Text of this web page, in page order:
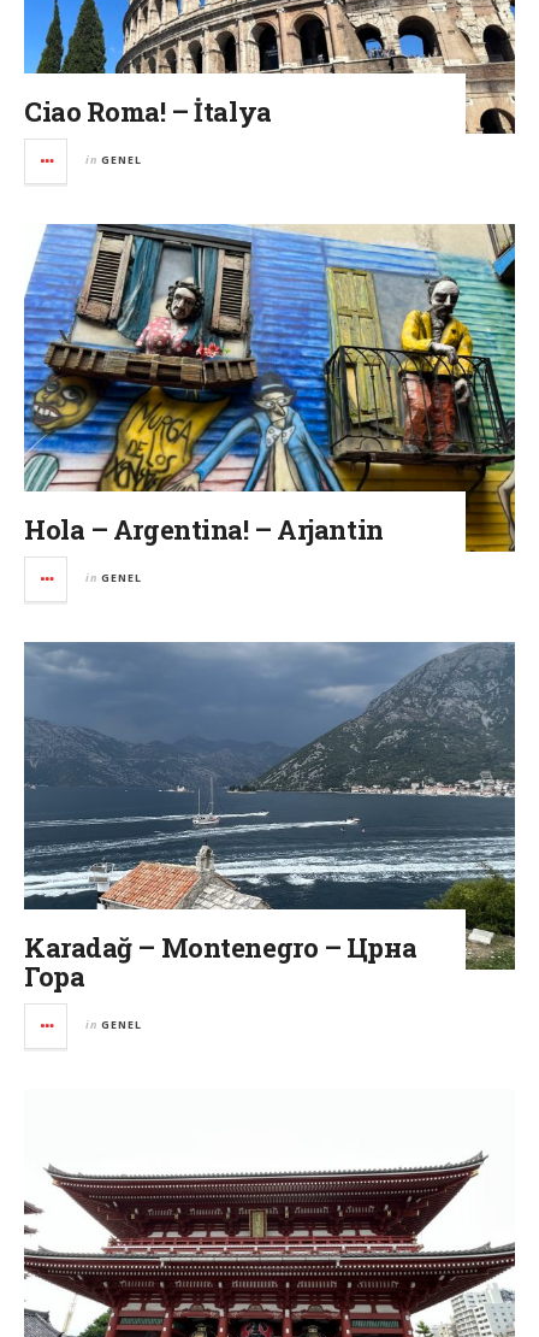
Ciao Roma! – İtalya
in GENEL
Hola – Argentina! – Arjantin
in GENEL
Karadağ – Montenegro – Црна
Гора
in GENEL